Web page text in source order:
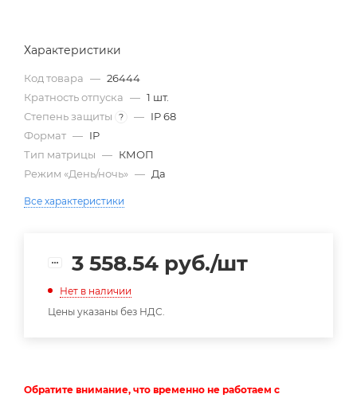
Характеристики
Код товара — 26444
Кратность отпуска — 1 шт.
Степень защиты
? — IP 68
Формат — IP
Тип матрицы — КМОП
Режим «День/ночь» — Да
Все характеристики
3 558.54 руб./шт
Нет в наличии
Цены указаны без НДС.
Обратите внимание, что временно не работаем с